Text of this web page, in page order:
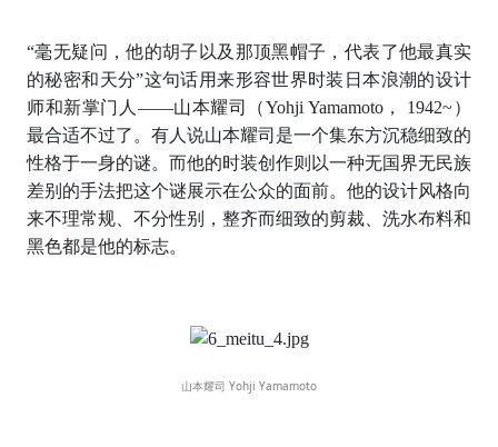
“毫无疑问，他的胡子以及那顶黑帽子，代表了他最真实
的秘密和天分”这句话用来形容世界时装日本浪潮的设计
师和新掌门人——山本耀司（Yohji Yamamoto， 1942~）
最合适不过了。有人说山本耀司是一个集东方沉稳细致的
性格于一身的谜。而他的时装创作则以一种无国界无民族
差别的手法把这个谜展示在公众的面前。他的设计风格向
来不理常规、不分性别，整齐而细致的剪裁、洗水布料和
黑色都是他的标志。
山本耀司 Yohji Yamamoto